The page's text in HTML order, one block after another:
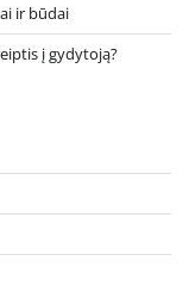
ir būdai
į gydytoją?